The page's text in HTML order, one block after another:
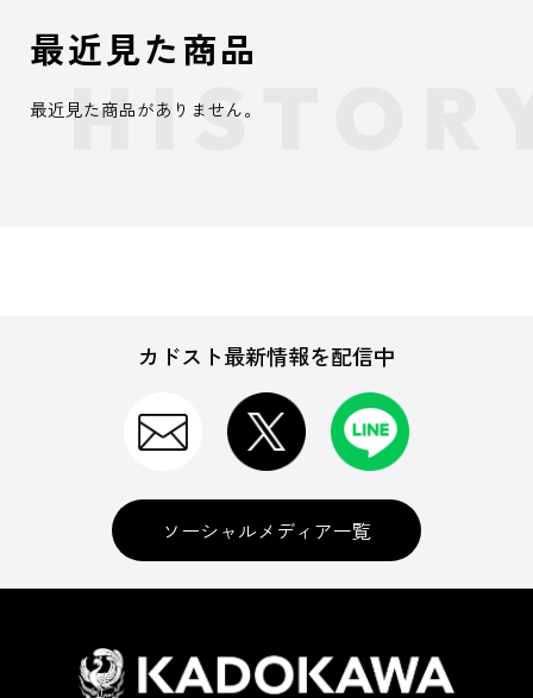
最近見た商品
最近見た商品がありません。
カドスト最新情報を配信中
ソーシャルメディア一覧